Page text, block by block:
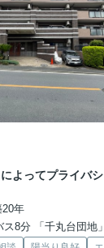
年
8分 「千丸台団地